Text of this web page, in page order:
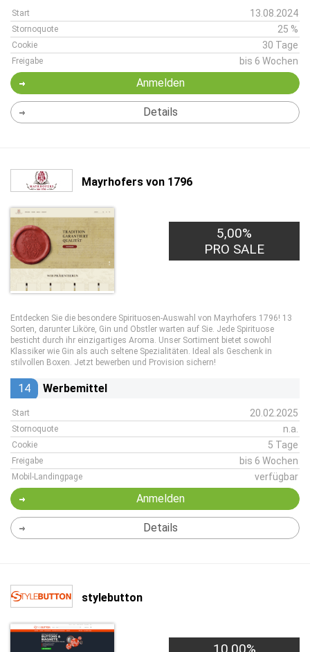
Start 13.08.2024
Stornoquote 25 %
Cookie 30 Tage
Freigabe bis 6 Wochen
Anmelden
Details
Mayrhofers von 1796
5,00%
PRO SALE
Entdecken Sie die besondere Spirituosen-Auswahl von Mayrhofers 1796! 13
Sorten, darunter Liköre, Gin und Obstler warten auf Sie. Jede Spirituose
besticht durch ihr einzigartiges Aroma. Unser Sortiment bietet sowohl
Klassiker wie Gin als auch seltene Spezialitäten. Ideal als Geschenk in
stilvollen Boxen. Jetzt bewerben und Provision sichern!
14 Werbemittel
Start 20.02.2025
Stornoquote n.a.
Cookie 5 Tage
Freigabe bis 6 Wochen
Mobil-Landingpage verfügbar
Anmelden
Details
stylebutton